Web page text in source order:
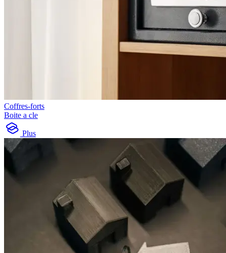
Coffres-forts
Boite a cle
Plus